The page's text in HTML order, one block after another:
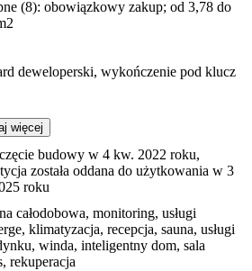
(8): obowiązkowy zakup; od 3,78 do
deweloperski, wykończenie pod klucz
więcej
budowy w 4 kw. 2022 roku,
została oddana do użytkowania w 3
roku
całodobowa, monitoring, usługi
klimatyzacja, recepcja, sauna, usługi
winda, inteligentny dom, sala
rekuperacja